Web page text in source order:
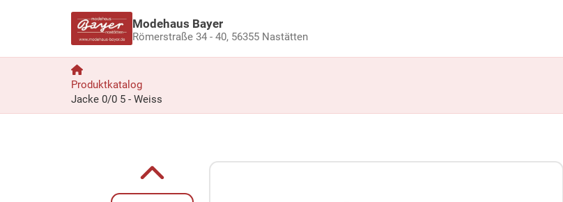
Modehaus Bayer
Römerstraße 34 - 40, 56355 Nastätten
Produktkatalog
Jacke 0/0 5 - Weiss
Zur Produktbeschreibung springen